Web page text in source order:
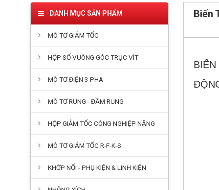
DANH MỤC SẢN PHẨM
MÔ TƠ GIẢM TỐC
HỘP SỐ VUÔNG GÓC TRỤC VÍT
MÔ TƠ ĐIỆN 3 PHA
MÔ TƠ RUNG - ĐẦM RUNG
HỘP GIẢM TỐC CÔNG NGHIỆP NẶNG
MÔ TƠ GIẢM TỐC R-F-K-S
KHỚP NỐI - PHỤ KIỆN & LINH KIỆN
Biến